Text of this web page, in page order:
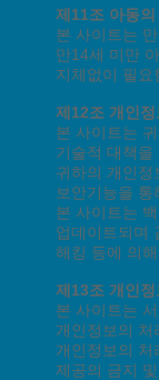
제11조 아동
본 사이트는
만14세 미만
지체없이 필요
제12조 개인
본 사이트는
기술적 대책을
귀하의 개인
보안기능을 통
본 사이트는
업데이트되며
해킹 등에 의
제13조 개인
본 사이트는
개인정보의
개인정보의
제공의 금지